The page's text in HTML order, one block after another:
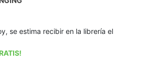
se estima recibir en la librería el